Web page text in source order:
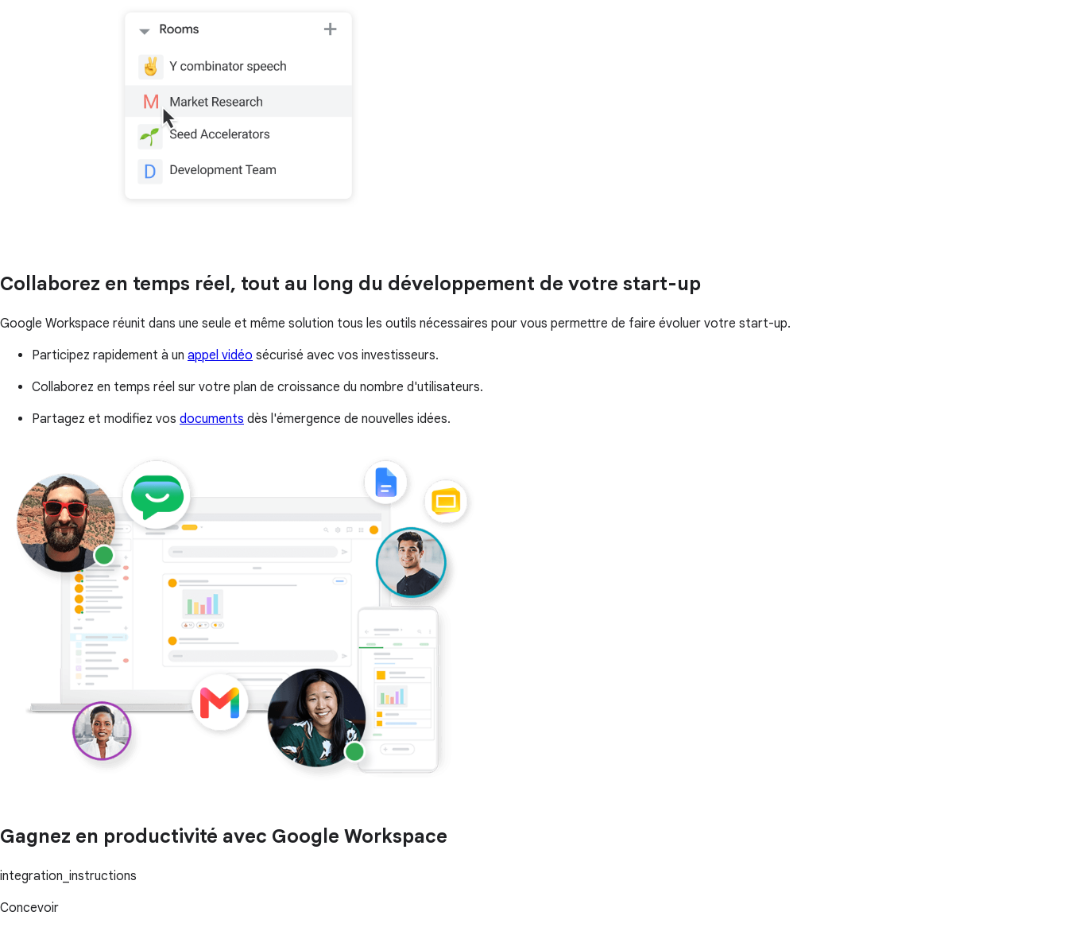
Collaborez en temps réel, tout au long du développement de votre start-up
Google Workspace réunit dans une seule et même solution tous les outils nécessaires pour vous permettre de faire évoluer votre start-up.
Participez rapidement à un appel vidéo sécurisé avec vos investisseurs.
Collaborez en temps réel sur votre plan de croissance du nombre d'utilisateurs.
Partagez et modifiez vos documents dès l'émergence de nouvelles idées.
Gagnez en productivité avec Google Workspace
integration_instructions
Concevoir